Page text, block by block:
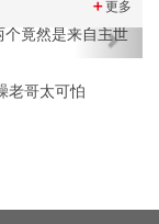
＋更多
Next